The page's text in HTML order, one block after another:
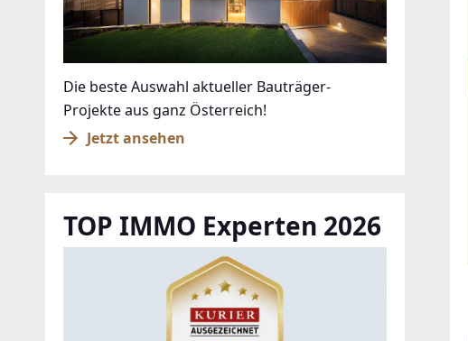
Die beste Auswahl aktueller Bauträger-
Projekte aus ganz Österreich!
Jetzt ansehen
TOP IMMO Experten 2026